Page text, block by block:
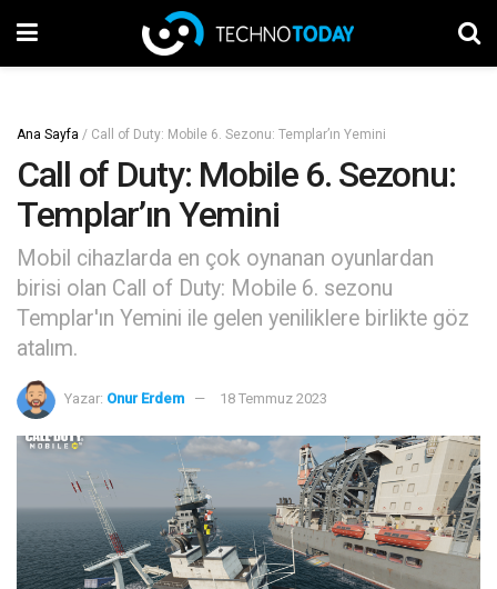
Ana Sayfa / Call of Duty: Mobile 6. Sezonu: Templar’ın Yemini
Call of Duty: Mobile 6. Sezonu:
Templar’ın Yemini
Mobil cihazlarda en çok oynanan oyunlardan
birisi olan Call of Duty: Mobile 6. sezonu
Templar'ın Yemini ile gelen yeniliklere birlikte göz
atalım.
Yazar: Onur Erdem 18 Temmuz 2023